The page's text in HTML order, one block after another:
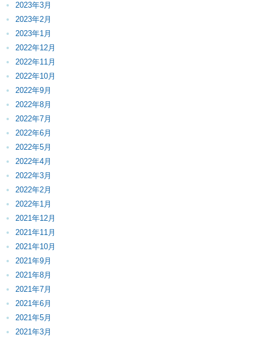
2023年3月
2023年2月
2023年1月
2022年12月
2022年11月
2022年10月
2022年9月
2022年8月
2022年7月
2022年6月
2022年5月
2022年4月
2022年3月
2022年2月
2022年1月
2021年12月
2021年11月
2021年10月
2021年9月
2021年8月
2021年7月
2021年6月
2021年5月
2021年3月